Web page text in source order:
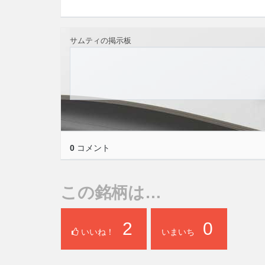
サムティの掲示板
0 コメント
この銘柄は…
いいね！ 2 いまいち 0